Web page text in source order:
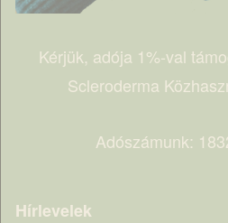
Kérjük, adója 1%-val
Scleroderma
Adószámunk:
Hírlevelek